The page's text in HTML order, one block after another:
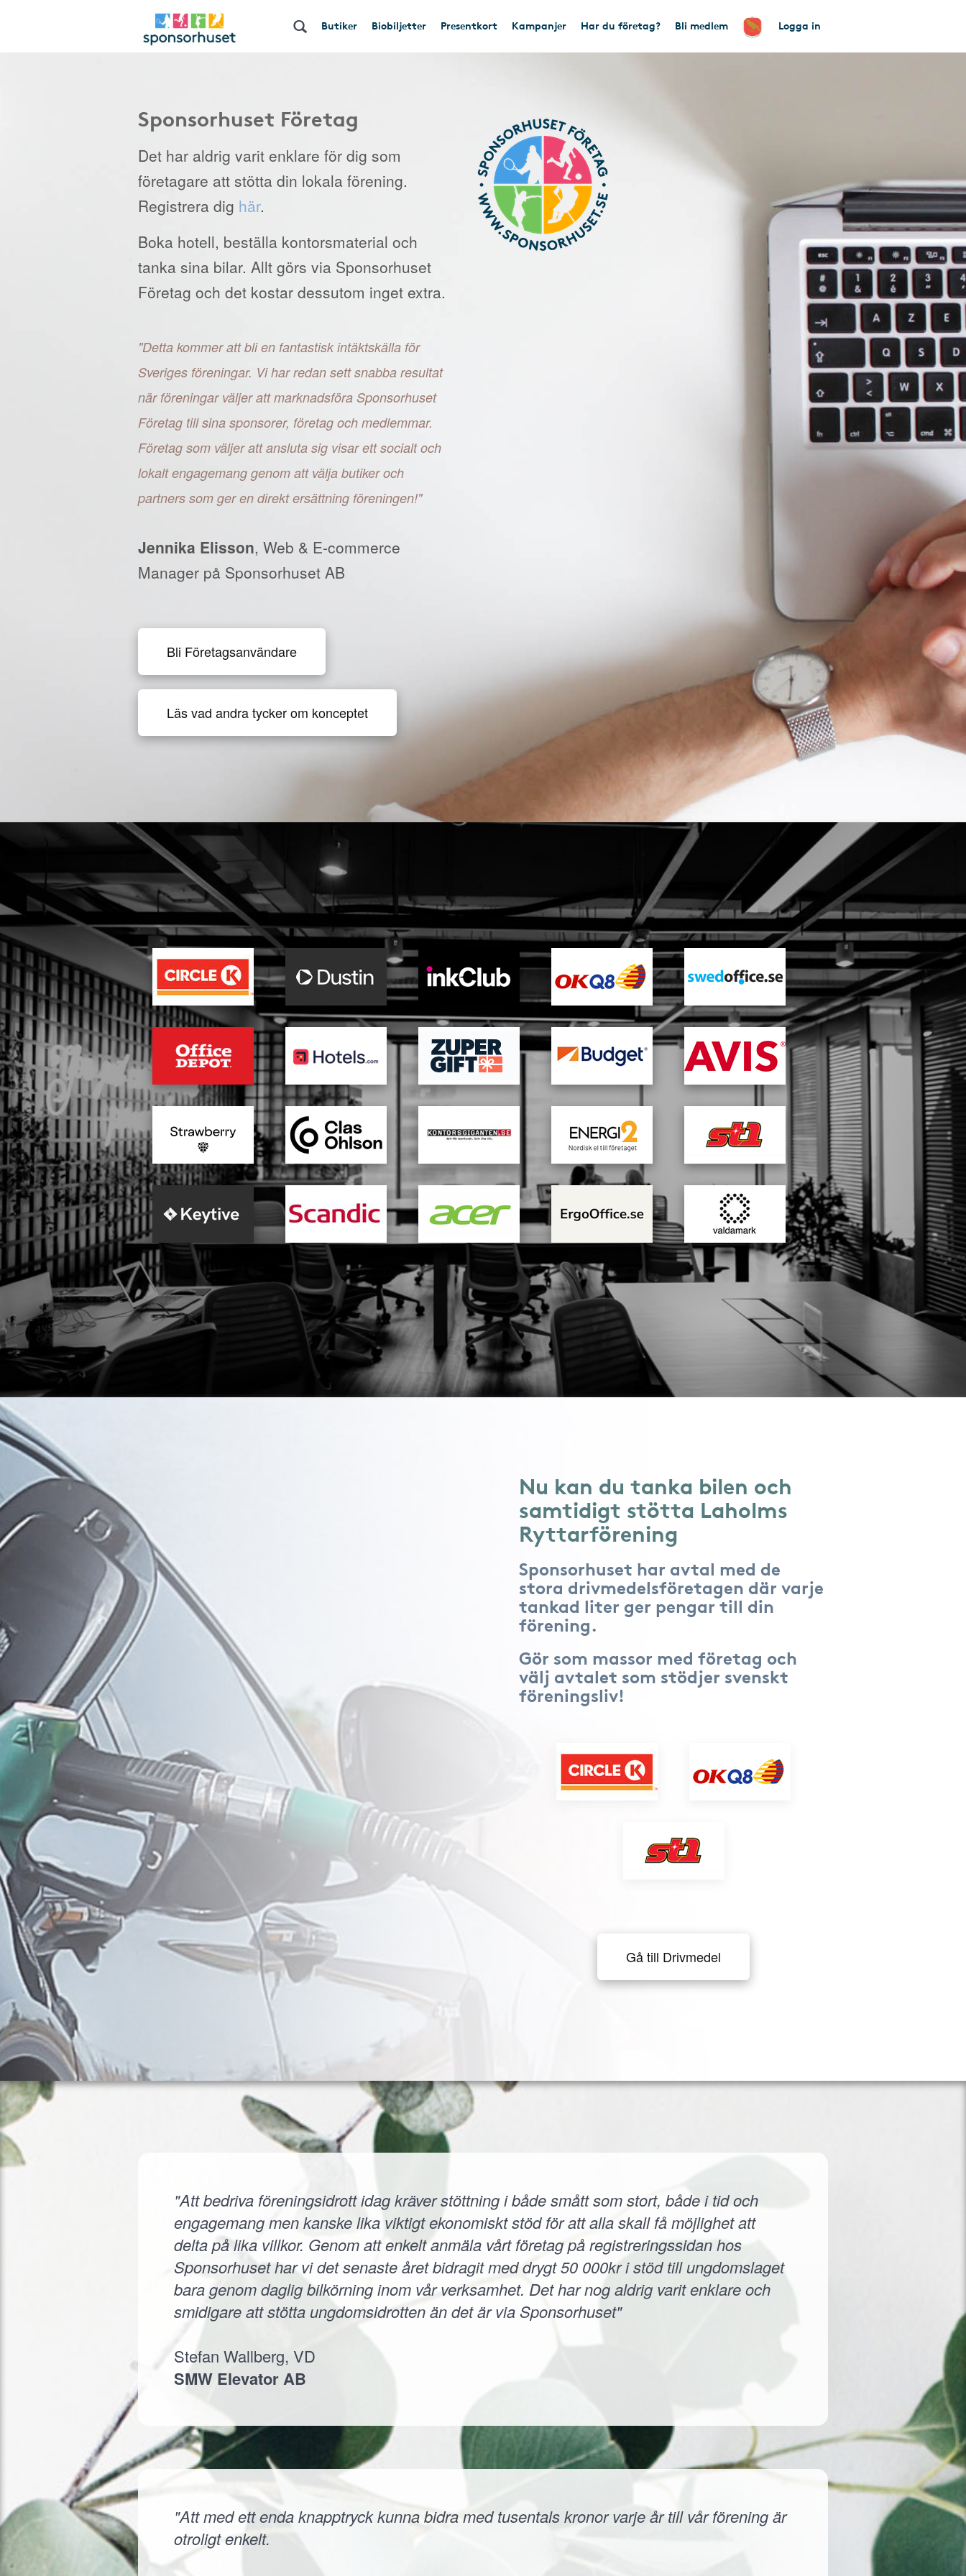
Butiker Biobiljetter Presentkort Kampanjer Har du företag? Bli medlem Logga in
Sponsorhuset Företag
Det har aldrig varit enklare för dig som
företagare att stötta din lokala förening.
Registrera dig här.
Boka hotell, beställa kontorsmaterial och
tanka sina bilar. Allt görs via Sponsorhuset
Företag och det kostar dessutom inget extra.
"Detta kommer att bli en fantastisk intäktskälla för
Sveriges föreningar. Vi har redan sett snabba resultat
när föreningar väljer att marknadsföra Sponsorhuset
Företag till sina sponsorer, företag och medlemmar.
Företag som väljer att ansluta sig visar ett socialt och
lokalt engagemang genom att välja butiker och
partners som ger en direkt ersättning föreningen!"
Jennika Elisson, Web & E-commerce
Manager på Sponsorhuset AB
Bli Företagsanvändare
Läs vad andra tycker om konceptet
Nu kan du tanka bilen och
samtidigt stötta Laholms
Ryttarförening
Sponsorhuset har avtal med de
stora drivmedelsföretagen där varje
tankad liter ger pengar till din
förening.
Gör som massor med företag och
välj avtalet som stödjer svenskt
föreningsliv!
Gå till Drivmedel
"Att bedriva föreningsidrott idag kräver stöttning i både smått som stort, både i tid och
engagemang men kanske lika viktigt ekonomiskt stöd för att alla skall få möjlighet att
delta på lika villkor. Genom att enkelt anmäla vårt företag på registreringssidan hos
Sponsorhuset har vi det senaste året bidragit med drygt 50 000kr i stöd till ungdomslaget
bara genom daglig bilkörning inom vår verksamhet. Det har nog aldrig varit enklare och
smidigare att stötta ungdomsidrotten än det är via Sponsorhuset"
Stefan Wallberg, VD
SMW Elevator AB
"Att med ett enda knapptryck kunna bidra med tusentals kronor varje år till vår förening är
otroligt enkelt.